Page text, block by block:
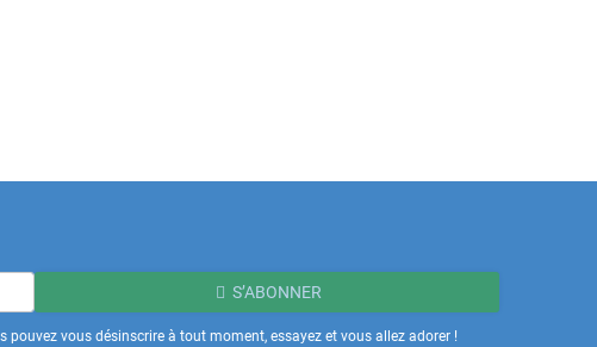
S’ABONNER
vous désinscrire à tout moment, essayez et vous allez adorer !